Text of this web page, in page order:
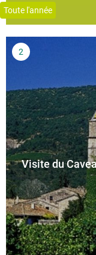
Toute l'année
Visite du